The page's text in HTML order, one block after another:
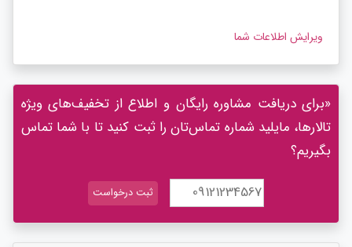
ویرایش اطلاعات شما
«برای دریافت مشاوره رایگان و اطلاع از تخفیف‌های ویژه
تالارها، مایلید شماره تماس‌تان را ثبت کنید تا با شما تماس
بگیریم؟